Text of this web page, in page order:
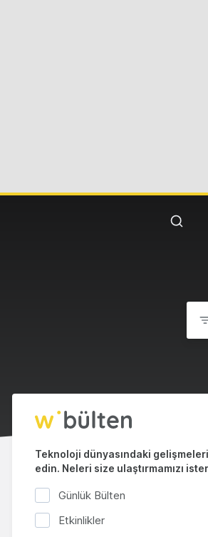
Teknoloji dünyasındaki
edin. Neleri size ulaştırmamızı
Günlük Bülten
Etkinlikler